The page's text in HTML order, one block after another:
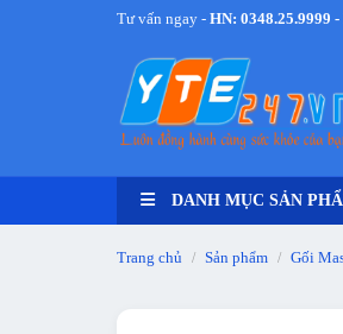
Tư vấn ngay - HN: 0348.25.9999
DANH MỤC SẢN
Trang chủ / Sản phẩm / Gối